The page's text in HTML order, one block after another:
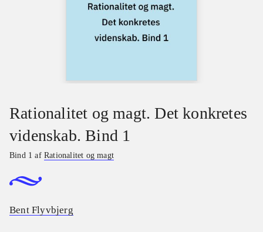
Rationalitet og magt. Det konkretes
videnskab. Bind 1
Bind 1 afRationalitet og magt
Bent Flyvbjerg